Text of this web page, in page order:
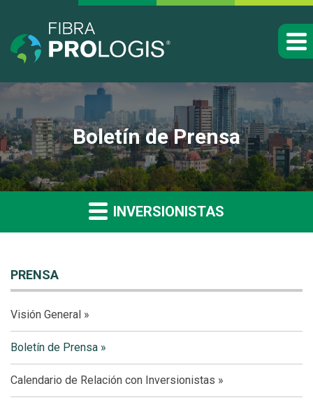
Boletín de Prensa
INVERSIONISTAS
PRENSA
Visión General
Boletín de Prensa
Calendario de Relación con Inversionistas